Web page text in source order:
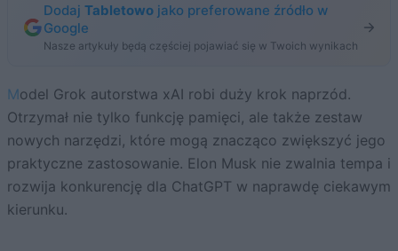
Dodaj Tabletowo jako preferowane źródło w
Google
Nasze artykuły będą częściej pojawiać się w Twoich wynikach
Model Grok autorstwa xAI robi duży krok naprzód.
Otrzymał nie tylko funkcję pamięci, ale także zestaw
nowych narzędzi, które mogą znacząco zwiększyć jego
praktyczne zastosowanie. Elon Musk nie zwalnia tempa i
rozwija konkurencję dla ChatGPT w naprawdę ciekawym
kierunku.